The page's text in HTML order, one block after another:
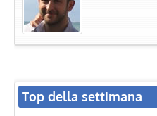
Top della settimana